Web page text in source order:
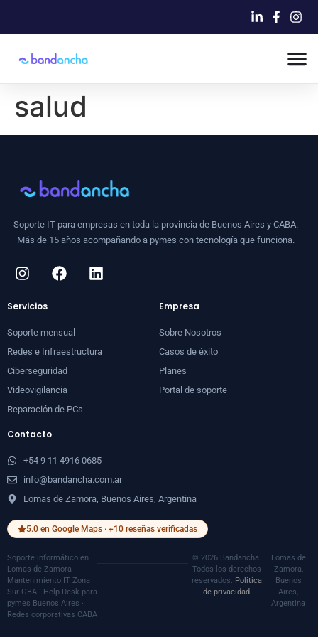
salud
Soporte IT para empresas en toda la provincia de Buenos Aires y CABA.
Más de 15 años acompañando a pymes con tecnología que funciona.
Servicios
Soporte mensual
Redes e Infraestructura
Ciberseguridad
Videovigilancia
Reparación de PCs
Empresa
Sobre Nosotros
Casos de éxito
Planes
Portal de soporte
Contacto
+54 9 11 4916 0685
info@bandancha.com.ar
Lomas de Zamora, Buenos Aires, Argentina
5.0 en Google Maps · +10 reseñas verificadas
Soporte informático en
Lomas de Zamora ·
Mantenimiento IT Zona
Sur GBA · Help Desk para
pymes Buenos Aires ·
Redes corporativas CABA
© 2026 Bandancha.
Todos los derechos
reservados. Política
de privacidad
Lomas de
Zamora,
Buenos
Aires,
Argentina